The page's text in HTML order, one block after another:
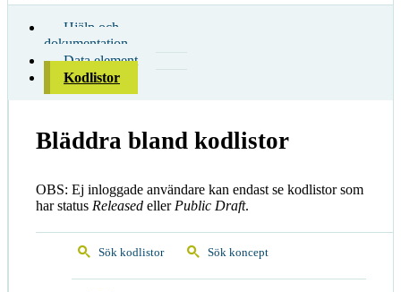
Hjälp och
dokumentation
Data element
Kodlistor
Bläddra bland kodlistor
OBS: Ej inloggade användare kan endast se kodlistor som
har status Released eller Public Draft.
Sök kodlistor Sök koncept